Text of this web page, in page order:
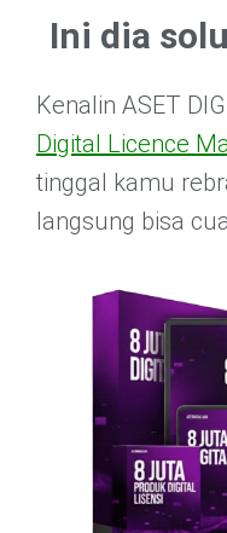
Ini dia
Kenalin ASET
Digital Licence
tinggal kamu
langsung bisa